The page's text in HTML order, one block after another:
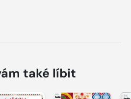
také líbit